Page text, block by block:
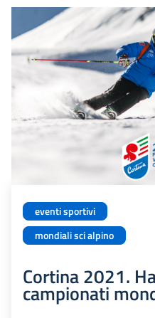
eventi sportivi
mondiali sci alpino
Cortina 2021.
campionati